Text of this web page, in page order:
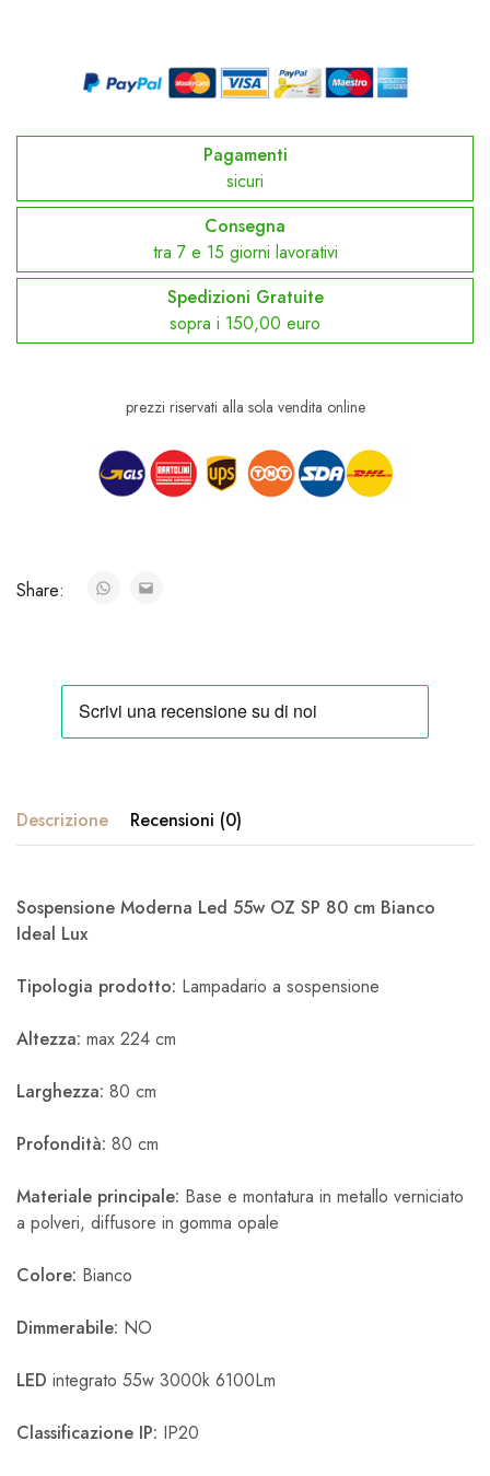
Pagamenti
sicuri
Consegna
tra 7 e 15 giorni lavorativi
Spedizioni Gratuite
sopra i 150,00 euro
prezzi riservati alla sola vendita online
Share:
Descrizione Recensioni (0)
Sospensione Moderna Led 55w OZ SP 80 cm Bianco
Ideal Lux
Tipologia prodotto: Lampadario a sospensione
Altezza: max 224 cm
Larghezza: 80 cm
Profondità: 80 cm
Materiale principale: Base e montatura in metallo verniciato
a polveri, diffusore in gomma opale
Colore: Bianco
Dimmerabile: NO
LED integrato 55w 3000k 6100Lm
Classificazione IP: IP20